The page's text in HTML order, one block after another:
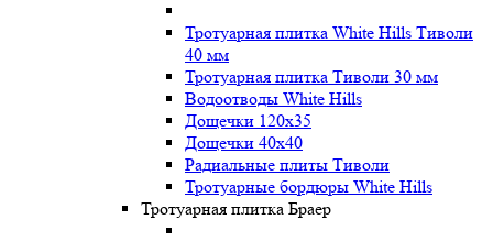
Тротуарная плитка White Hills Тиволи
40 мм
Тротуарная плитка Тиволи 30 мм
Водоотводы White Hills
Дощечки 120x35
Дощечки 40x40
Радиальные плиты Тиволи
Тротуарные бордюры White Hills
Тротуарная плитка Браер